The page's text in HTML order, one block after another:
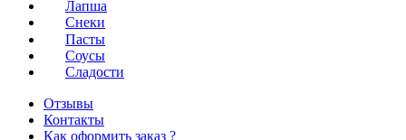
Лапша
Снеки
Пасты
Соусы
Сладости
Отзывы
Контакты
Как оформить заказ ?